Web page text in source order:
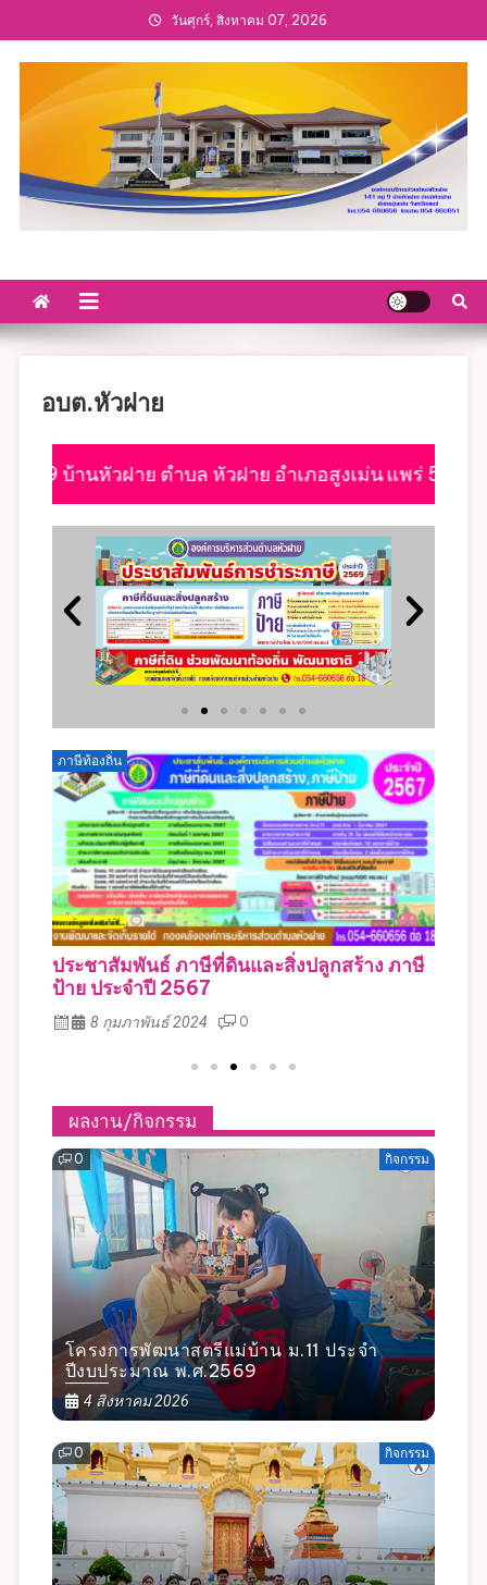
วันศุกร์, สิงหาคม 07, 2026
อบต.หัวฝาย
ย ตำบล หัวฝาย อำเภอสูงเม่น แพร่ 54130
ภาษีท้องถิ่น
ประชาสัมพันธ์ ภาษีที่ดินและสิ่งปลูกสร้าง ภาษี
ป้าย ประจำปี 2567
8 กุมภาพันธ์ 2024 0
ผลงาน/กิจกรรม
0 กิจกรรม
โครงการพัฒนาสตรีแม่บ้าน ม.11 ประจำ
ปีงบประมาณ พ.ศ.2569
4 สิงหาคม 2026
0 กิจกรรม